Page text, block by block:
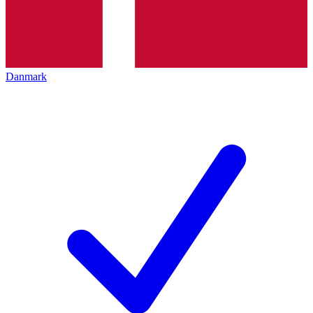
Danmark